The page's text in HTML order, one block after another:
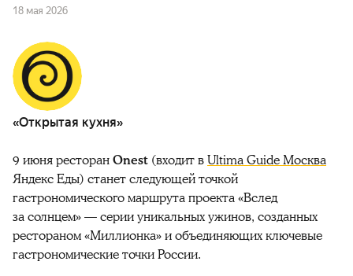
18 мая 2026
«Открытая кухня»
9 июня ресторанOnest (входит вUltima Guide Москва
Яндекс Еды) станет следующей точкой
гастрономического маршрута проекта «Вслед
за солнцем» — серии уникальных ужинов, созданных
рестораном «Миллионка» и объединяющих ключевые
гастрономические точки России.